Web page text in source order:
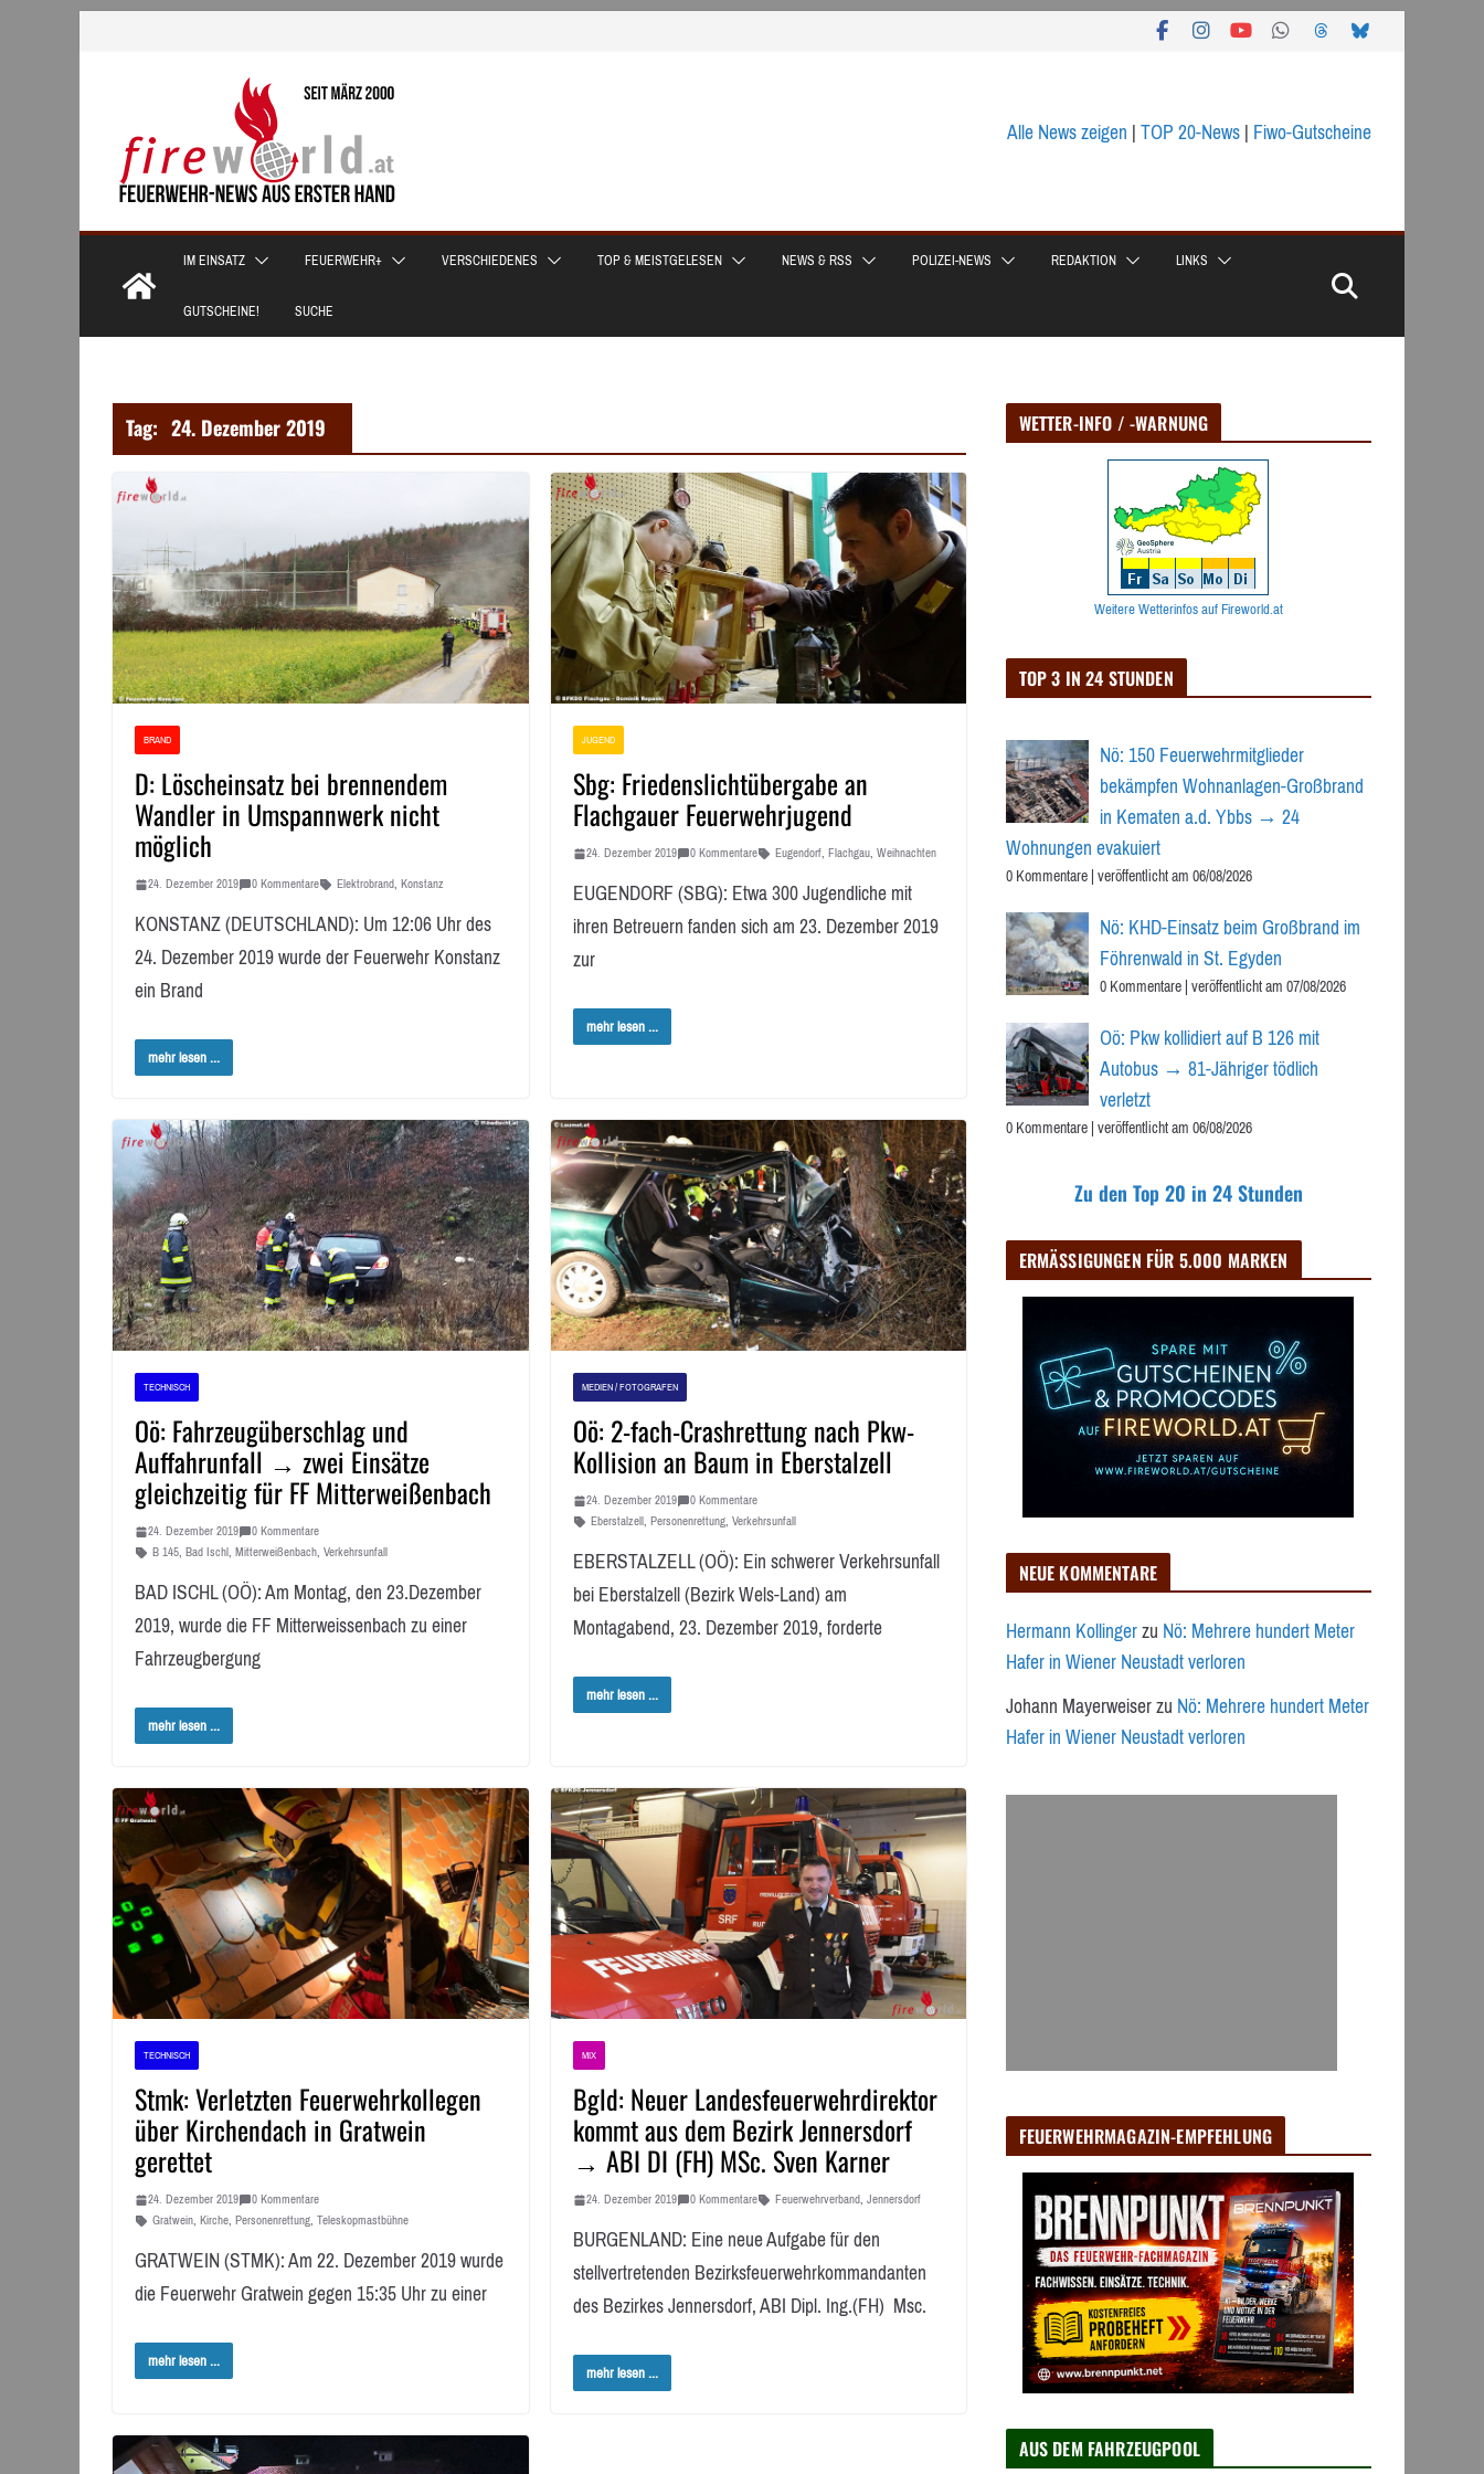
Alle News zeigen|TOP 20-News|Fiwo-Gutscheine
IM EINSATZ FEUERWEHR+ VERSCHIEDENES TOP & MEISTGELESEN NEWS & RSS POLIZEI-NEWS REDAKTION LINKS
GUTSCHEINE! SUCHE
Tag: 24. Dezember 2019
BRAND
D: Löscheinsatz bei brennendem
Wandler in Umspannwerk nicht
möglich
24. Dezember 2019 0 Kommentare Elektrobrand, Konstanz
KONSTANZ (DEUTSCHLAND): Um 12:06 Uhr des
24. Dezember 2019 wurde der Feuerwehr Konstanz
ein Brand
mehr lesen ...
JUGEND
Sbg: Friedenslichtübergabe an
Flachgauer Feuerwehrjugend
24. Dezember 2019 0 Kommentare Eugendorf, Flachgau, Weihnachten
EUGENDORF (SBG): Etwa 300 Jugendliche mit
ihren Betreuern fanden sich am 23. Dezember 2019
zur
mehr lesen ...
TECHNISCH
Oö: Fahrzeugüberschlag und
Auffahrunfall → zwei Einsätze
gleichzeitig für FF Mitterweißenbach
24. Dezember 2019 0 Kommentare
B 145, Bad Ischl, Mitterweißenbach, Verkehrsunfall
BAD ISCHL (OÖ): Am Montag, den 23.Dezember
2019, wurde die FF Mitterweissenbach zu einer
Fahrzeugbergung
mehr lesen ...
MEDIEN / FOTOGRAFEN
Oö: 2-fach-Crashrettung nach Pkw-
Kollision an Baum in Eberstalzell
24. Dezember 2019
0 Kommentare
Eberstalzell, Personenrettung, Verkehrsunfall
EBERSTALZELL (OÖ): Ein schwerer Verkehrsunfall
bei Eberstalzell (Bezirk Wels-Land) am
Montagabend, 23. Dezember 2019, forderte
mehr lesen ...
TECHNISCH
Stmk: Verletzten Feuerwehrkollegen
über Kirchendach in Gratwein
gerettet
24. Dezember 2019 0 Kommentare
Gratwein, Kirche, Personenrettung, Teleskopmastbühne
GRATWEIN (STMK): Am 22. Dezember 2019 wurde
die Feuerwehr Gratwein gegen 15:35 Uhr zu einer
mehr lesen ...
MIX
Bgld: Neuer Landesfeuerwehrdirektor
kommt aus dem Bezirk Jennersdorf
→ ABI DI (FH) MSc. Sven Karner
24. Dezember 2019 0 Kommentare Feuerwehrverband, Jennersdorf
BURGENLAND: Eine neue Aufgabe für den
stellvertretenden Bezirksfeuerwehrkommandanten
des Bezirkes Jennersdorf, ABI Dipl. Ing.(FH) Msc.
mehr lesen ...
WETTER-INFO / -WARNUNG
Weitere Wetterinfos auf Fireworld.at
TOP 3 IN 24 STUNDEN
Nö: 150 Feuerwehrmitglieder
bekämpfen Wohnanlagen-Großbrand
in Kematen a.d. Ybbs → 24
Wohnungen evakuiert
0 Kommentare|veröffentlicht am 06/08/2026
Nö: KHD-Einsatz beim Großbrand im
Föhrenwald in St. Egyden
0 Kommentare|veröffentlicht am 07/08/2026
Oö: Pkw kollidiert auf B 126 mit
Autobus → 81-Jähriger tödlich
verletzt
0 Kommentare|veröffentlicht am 06/08/2026
Zu den Top 20 in 24 Stunden
ERMÄSSIGUNGEN FÜR 5.000 MARKEN
NEUE KOMMENTARE
Hermann KollingerzuNö: Mehrere hundert Meter
Hafer in Wiener Neustadt verloren
Johann MayerweiserzuNö: Mehrere hundert Meter
Hafer in Wiener Neustadt verloren
FEUERWEHRMAGAZIN-EMPFEHLUNG
AUS DEM FAHRZEUGPOOL